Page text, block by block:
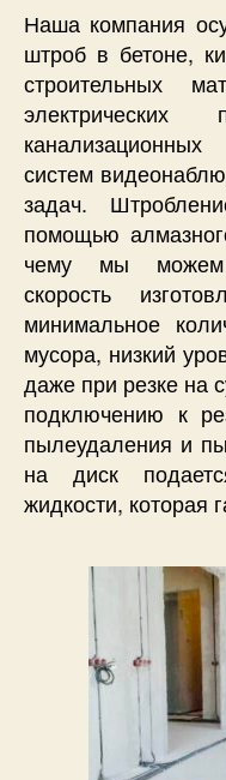
Наша компания
штроб в бетоне,
строительных
систем
задач.
помощью
чему мы можем
скорость
минимальное
мусора, низкий
даже при резке на
подключению к
пылеудаления и
на диск
жидкости, которая